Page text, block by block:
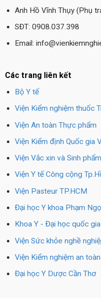
Anh Hồ Vĩnh Thụy (Phụ
SĐT: 0908.037.398
Email:
Các trang liên kết
Bộ Y tế
Viện Kiểm nghiệm thuốc
Viện An toàn Thực phẩm
Viện Kiểm định Quốc gia
Viện Vắc xin và Sinh
Viện Y tế Công cộng
Viện Pasteur TP.HCM
Đại học Y khoa Phạm
Khoa Y - Đại học quốc
Viện Sức khỏe nghề
Viện Kiểm nghiệm an
Đại học Y Dược Cần Thơ